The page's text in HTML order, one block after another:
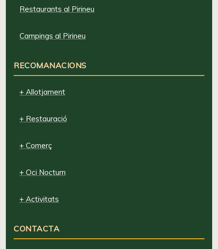
Restaurants al Pirineu
Campings al Pirineu
RECOMANACIONS
+ Allotjament
+ Restauració
+ Comerç
+ Oci Nocturn
+ Activitats
CONTACTA